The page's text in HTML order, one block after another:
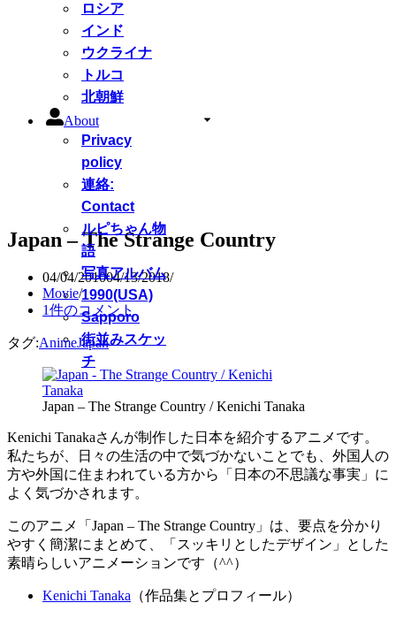
ロシア
インド
ウクライナ
トルコ
北朝鮮
About
Privacy
policy
連絡:
Contact
ルピちゃん物
語
写真アルバム
1990(USA)
Sapporo
街並みスケッ
チ
Japan – The Strange Country
04/04/201004/13/2018
Movie
1件のコメント
タグ:AnimeJapan
Japan – The Strange Country / Kenichi Tanaka
Kenichi Tanakaさんが制作した日本を紹介するアニメです。
私たちが、日々の生活の中で気づかないことでも、外国人の
方や外国に住まわれている方から「日本の不思議な事実」に
よく気づかされます。
このアニメ「Japan – The Strange Country」は、要点を分かり
やすく簡潔にまとめて、「スッキリとしたデザイン」とした
素晴らしいアニメーションです（^^）
Kenichi Tanaka （作品集とプロフィール）